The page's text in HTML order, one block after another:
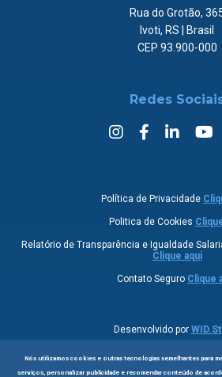
Rua do Grotão,
Ivoti, RS | Brasil
CEP 93.900-000
Redes
Política de Privacidade
Politica de Cookies
Relatório de Transparência e Igualdade
Clique aqui
Contato Seguro Clique
Desenvolvido por
Nós utilizamos cookies e outras tecnologias semelhantes para
serviços, personalizar publicidade e recomendar conteúdo de